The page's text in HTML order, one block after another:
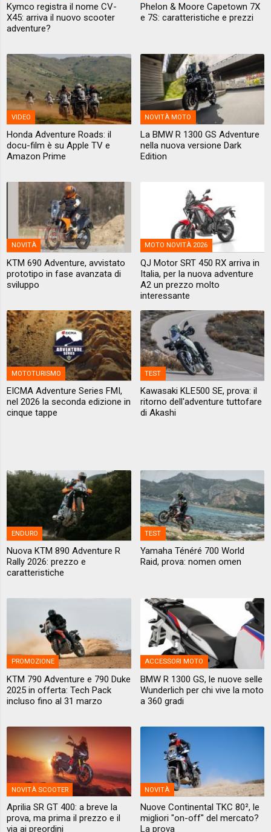
Kymco registra il nome CV-
X45: arriva il nuovo scooter
adventure?
Phelon & Moore Capetown 7X
e 7S: caratteristiche e prezzi
VIDEO
Honda Adventure Roads: il
docu-film è su Apple TV e
Amazon Prime
NOVITÀ MOTO
La BMW R 1300 GS Adventure
nella nuova versione Dark
Edition
NOVITÀ
KTM 690 Adventure, avvistato
prototipo in fase avanzata di
sviluppo
MOTO NOVITÀ 2026
QJ Motor SRT 450 RX arriva in
Italia, per la nuova adventure
A2 un prezzo molto
interessante
MOTOTURISMO
EICMA Adventure Series FMI,
nel 2026 la seconda edizione in
cinque tappe
TEST
Kawasaki KLE500 SE, prova: il
ritorno dell'adventure tuttofare
di Akashi
ENDURO
Nuova KTM 890 Adventure R
Rally 2026: prezzo e
caratteristiche
TEST
Yamaha Ténéré 700 World
Raid, prova: nomen omen
PROMOZIONE
KTM 790 Adventure e 790 Duke
2025 in offerta: Tech Pack
incluso fino al 31 marzo
ACCESSORI MOTO
BMW R 1300 GS, le nuove selle
Wunderlich per chi vive la moto
a 360 gradi
NOVITÀ SCOOTER
Aprilia SR GT 400: a breve la
prova, ma prima il prezzo e il
via ai preordini
NOVITÀ
Nuove Continental TKC 80², le
migliori "on-off" del mercato?
La prova